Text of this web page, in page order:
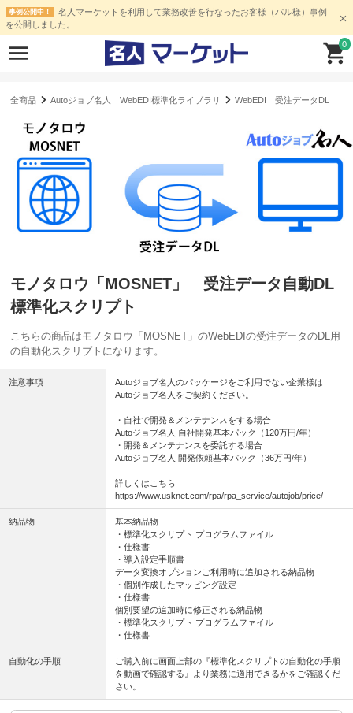
事例公開中！
名人マーケットを利用して業務改善を行なったお客様（パル様）事例
を公開しました。
0
全商品 Autoジョブ名人 WebEDI標準化ライブラリ WebEDI 受注データDL
モノタロウ「MOSNET」 受注データ自動DL
標準化スクリプト
こちらの商品はモノタロウ「MOSNET」のWebEDIの受注データのDL用
の自動化スクリプトになります。
注意事項
Autoジョブ名人のパッケージをご利用でない企業様は
Autoジョブ名人をご契約ください。
・自社で開発＆メンテナンスをする場合
Autoジョブ名人 自社開発基本パック（120万円/年）
・開発＆メンテナンスを委託する場合
Autoジョブ名人 開発依頼基本パック（36万円/年）
詳しくはこちら
https://www.usknet.com/rpa/rpa_service/autojob/price/
納品物
基本納品物
・標準化スクリプト プログラムファイル
・仕様書
・導入設定手順書
データ変換オプションご利用時に追加される納品物
・個別作成したマッピング設定
・仕様書
個別要望の追加時に修正される納品物
・標準化スクリプト プログラムファイル
・仕様書
自動化の手順
ご購入前に画面上部の『標準化スクリプトの自動化の手順
を動画で確認する』より業務に適用できるかをご確認くだ
さい。